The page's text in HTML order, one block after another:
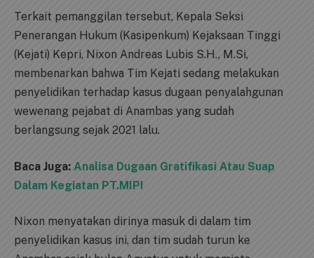
Terkait pemanggilan tersebut, Kepala Seksi
Penerangan Hukum (Kasipenkum) Kejaksaan Tinggi
(Kejati) Kepri, Nixon Andreas Lubis S.H., M.Si,
membenarkan bahwa Tim Kejati sedang melakukan
penyelidikan terhadap kasus dugaan penyalahgunan
wewenang pejabat di Anambas yang sudah
berlangsung sejak 2021 lalu.
Baca Juga: Analisa Dugaan Gratifikasi Atau Suap
Dalam Kegiatan PT.MIPI
Nixon menyatakan dirinya masuk di dalam tim
penyelidikan kasus ini, dan tim sudah turun ke